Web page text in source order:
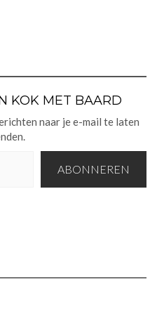
KOK MET BAARD
naar je e-mail te laten
ABONNEREN